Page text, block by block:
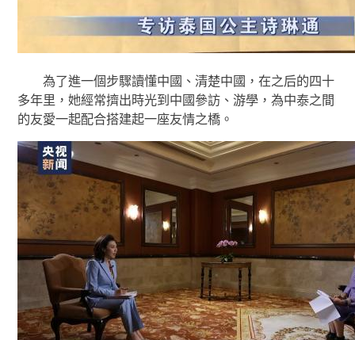
為了進一個步驟讀懂中國、清楚中國，在之后的四十
多年里，她經常擠出時光到中國參訪、游學，為中泰之間
的友愛一起配合搭建起一座友情之橋。